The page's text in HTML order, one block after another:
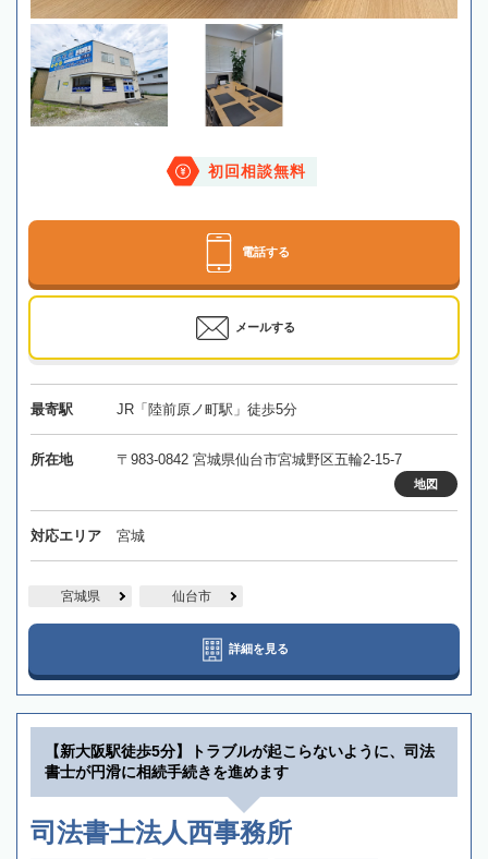
初回相談無料
電話する
メールする
最寄駅 JR「陸前原ノ町駅」徒歩5分
所在地 〒983-0842 宮城県仙台市宮城野区五輪2-15-7
地図
対応エリア 宮城
宮城県 仙台市
詳細を見る
【新大阪駅徒歩5分】トラブルが起こらないように、司法
書士が円滑に相続手続きを進めます
司法書士法人西事務所